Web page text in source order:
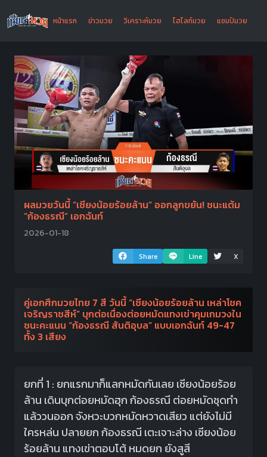
หน้าแรก ข่าวมวย วิเคราะห์มวย ไฮไลท์มวย แชมป์มวย
ผลมวยวันนี้ “เซียงน้อยร้อยล้าน” ออกลูกขยัน! ชนะแต้ม
“ก้องธรณี” เอกฉันท์
2026-01-18
Share Line X
คู่เอกศึกมวยไทย 7 สี วันนี้ “เซียงน้อยร้อยล้าน เหล่าโชค
เจริญราชสีห์” บุกต่อเนื่องต่อยหมัดแทงเข่าคุมเกมวงใน
ชนะคะแนน “ก้องธรณี สันติอุบล” แบบเอกฉันท์ 49-47
ทั้ง 3 เสียง
ยกที่ 1 : ยกแรกมาก็แลกหมัดกันเลย เซียงน้อยร้อย
ล้าน เดินบุกต่อยหมัดฮุก ก้องธรณี ต่อยหมัดชุดทำ
แล้ววนออก จังหวะบวกหมัดหวาดเสียว แต่ยังไม่มี
ใครหล่น ปลายยก ก้องธรณี เตะเจาะล่าง เซียงน้อย
ร้อยล้าน แทงเข่าตอบโต้ หมดยก ยังสูสี